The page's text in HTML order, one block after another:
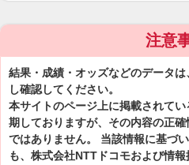
注意
結果・成績・オッズなどのデータ
し確認してください。
本サイトのページ上に掲載されて
期しておりますが、その内容の正
ではありません。 当該情報に基づ
も、株式会社NTTドコモおよび情